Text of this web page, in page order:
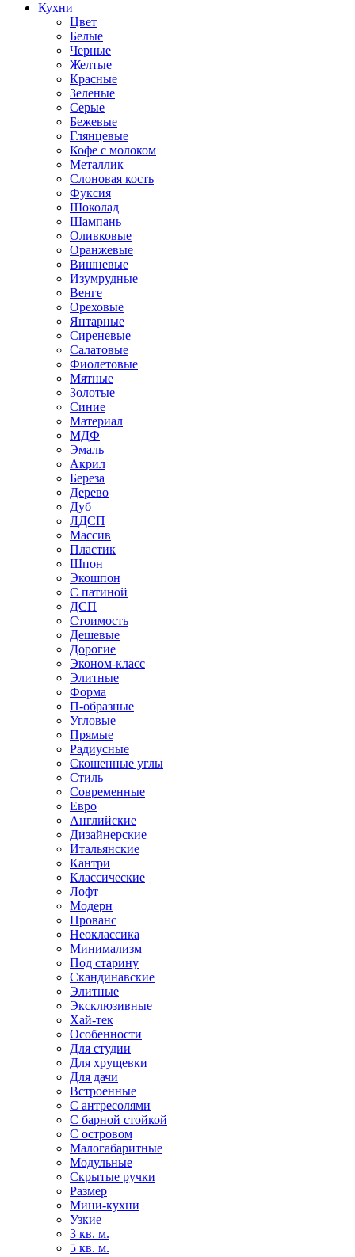
Кухни
Цвет
Белые
Черные
Желтые
Красные
Зеленые
Серые
Бежевые
Глянцевые
Кофе с молоком
Металлик
Слоновая кость
Фуксия
Шоколад
Шампань
Оливковые
Оранжевые
Вишневые
Изумрудные
Венге
Ореховые
Янтарные
Сиреневые
Салатовые
Фиолетовые
Мятные
Золотые
Синие
Материал
МДФ
Эмаль
Акрил
Береза
Дерево
Дуб
ЛДСП
Массив
Пластик
Шпон
Экошпон
С патиной
ДСП
Стоимость
Дешевые
Дорогие
Эконом-класс
Элитные
Форма
П-образные
Угловые
Прямые
Радиусные
Скошенные углы
Стиль
Современные
Евро
Английские
Дизайнерские
Итальянские
Кантри
Классические
Лофт
Модерн
Прованс
Неоклассика
Минимализм
Под старину
Скандинавские
Элитные
Эксклюзивные
Хай-тек
Особенности
Для студии
Для хрущевки
Для дачи
Встроенные
С антресолями
С барной стойкой
С островом
Малогабаритные
Модульные
Скрытые ручки
Размер
Мини-кухни
Узкие
3 кв. м.
5 кв. м.